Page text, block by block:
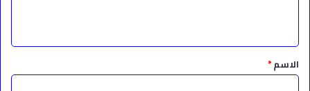
*الاسم*